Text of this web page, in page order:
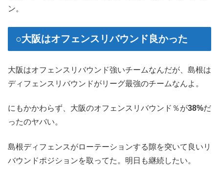
ン。
○大阪はオフェンスリバウンド良かった
大阪はオフェンスリバウンド強いチームなんだが、島根は
ディフェンスリバウンドがリーグ最強のチームなんよ。
にもかかわらず、大阪のオフェンスリバウンド％が38%だ
ったのヤバい。
島根ディフェンスがローテーションする隙を突いて良いリ
バウンドポジションを取ってた。明日も継続したい。